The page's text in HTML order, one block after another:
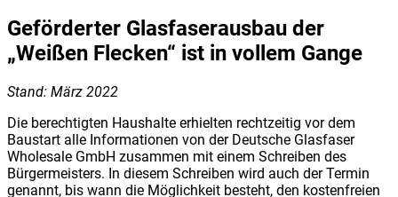
Geförderter Glasfaserausbau der
„Weißen Flecken“ ist in vollem Gange
Stand: März 2022
Die berechtigten Haushalte erhielten rechtzeitig vor dem
Baustart alle Informationen von der Deutsche Glasfaser
Wholesale GmbH zusammen mit einem Schreiben des
Bürgermeisters. In diesem Schreiben wird auch der Termin
genannt, bis wann die Möglichkeit besteht, den kostenfreien